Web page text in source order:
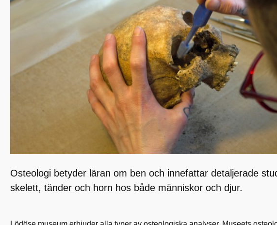
Osteologi betyder läran om ben och innefattar detaljerade
skelett, tänder och horn hos både människor och djur.